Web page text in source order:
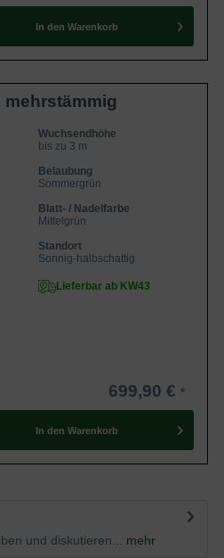
In den Warenkorb
mehrstämmig
Wuchsendhöhe
bis zu 3 m
Belaubung
Sommergrün
Blatt- / Nadelfarbe
Mittelgrün
Standort
Sonnig-halbschattig
Lieferbar ab KW43
699,90 €
In den Warenkorb
und diskutieren...
mehr